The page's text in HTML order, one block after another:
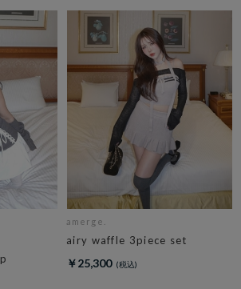
amerge.
airy waffle 3piece set
￥25,300